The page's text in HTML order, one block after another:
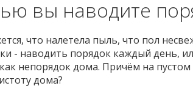
вы наводите
что налетела пыль, что пол
- наводить порядок каждый день,
непорядок дома. Причём на пустом
дома?